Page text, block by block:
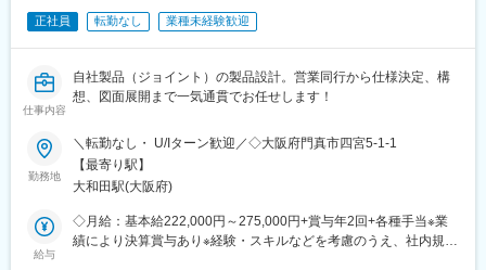
正社員 転勤なし 業種未経験歓迎
仕事内容
自社製品（ジョイント）の製品設計。営業同行から仕様決定、構
想、図面展開まで一気通貫でお任せします！
勤務地
＼転勤なし・ U/Iターン歓迎／◇大阪府門真市四宮5-1-1
【最寄り駅】
大和田駅(大阪府)
給与
◇月給：基本給222,000円～275,000円+賞与年2回+各種手当※業
績により決算賞与あり※経験・スキルなどを考慮のうえ、社内規定